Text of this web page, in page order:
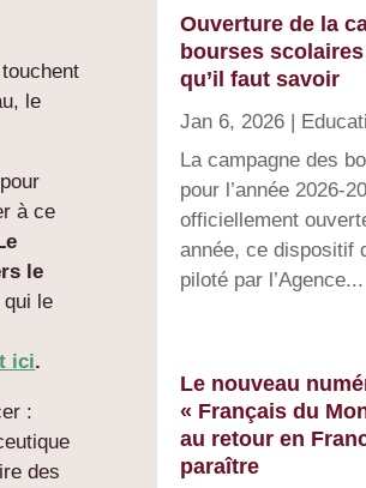
le
à ce
le
le
ici.
:
des
Ouverture de la
bourses scolaires
qu’il faut savoir
Jan 6, 2026|
La campagne des
pour l’année 2026-
officiellement
année, ce dispositif
piloté par l’Agence...
Le nouveau
« Français du
au retour en
paraître